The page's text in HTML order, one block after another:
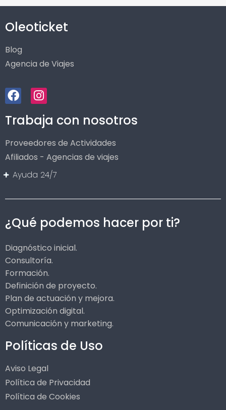
Oleoticket
Blog
Agencia de Viajes
Trabaja con nosotros
Proveedores de Actividades
Afiliados - Agencias de viajes
Ayuda 24/7
¿Qué podemos hacer por ti?
Diagnóstico inicial.
Consultoría.
Formación.
Definición de proyecto.
Plan de actuación y mejora.
Optimización digital.
Comunicación y marketing.
Políticas de Uso
Aviso Legal
Política de Privacidad
Política de Cookies